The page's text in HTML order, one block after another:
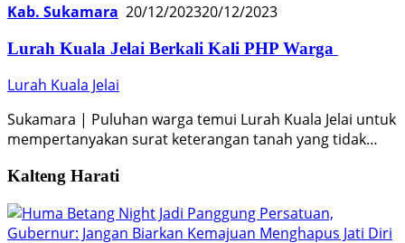
Kab. Sukamara 20/12/202320/12/2023
Lurah Kuala Jelai Berkali Kali PHP Warga
Lurah Kuala Jelai
Sukamara | Puluhan warga temui Lurah Kuala Jelai untuk
mempertanyakan surat keterangan tanah yang tidak…
Kalteng Harati